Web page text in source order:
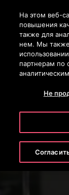
Нажмите
На этом веб-
повышения
также для
нем. Мы
партнерам по
Не